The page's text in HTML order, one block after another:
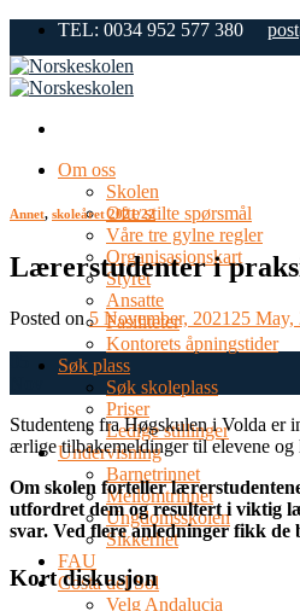
Skip
content
TEL: 0034 952 577 380
Om oss
Skolen
Ofte stilte spørsmål
Våre tre gylne regler
Organisasjonskart
Styret
Ansatte
Fasiliteter
Kontorets åpningstider
Søk plass
Søk skoleplass
Priser
Ledige stillinger
Undervisning
Barnetrinnet
Mellomtrinnet
Ungdomsskolen
Sikkerhet
FAU
Costa del Sol
Velg Andalucia
Annet, skoleåret 2021/22
Lærerstudenter i
Posted on5 November, 2021 25 May,
Studentene fra Høgskulen i Volda er
ærlige tilbakemeldinger til elevene og
Om skolen forteller
utfordret dem og resultert i viktig
svar. Ved flere anledninger fikk
Kort diskusjon